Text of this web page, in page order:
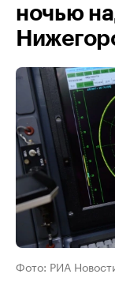
ночью
Фото: РИА